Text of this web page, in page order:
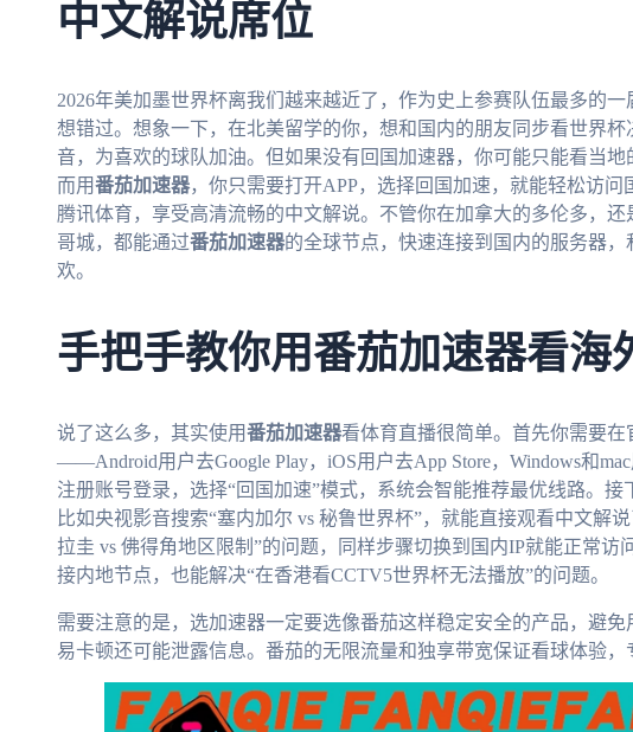
中文解说席位
2026年美加墨世界杯离我们越来越近了，作为史上参赛队伍最多的
想错过。想象一下，在北美留学的你，想和国内的朋友同步看世界
音，为喜欢的球队加油。但如果没有回国加速器，你可能只能看当地
而用番茄加速器，你只需要打开APP，选择回国加速，就能轻松访问
腾讯体育，享受高清流畅的中文解说。不管你在加拿大的多伦多，
哥城，都能通过番茄加速器的全球节点，快速连接到国内的服务器
欢。
手把手教你用番茄加速器看海
说了这么多，其实使用番茄加速器看体育直播很简单。首先你需要
——Android用户去Google Play，iOS用户去App Store，Windows和
注册账号登录，选择“回国加速”模式，系统会智能推荐最优线路。接
比如央视影音搜索“塞内加尔 vs 秘鲁世界杯”，就能直接观看中文解
拉圭 vs 佛得角地区限制”的问题，同样步骤切换到国内IP就能正常访
接内地节点，也能解决“在香港看CCTV5世界杯无法播放”的问题。
需要注意的是，选加速器一定要选像番茄这样稳定安全的产品，避
易卡顿还可能泄露信息。番茄的无限流量和独享带宽保证看球体验，